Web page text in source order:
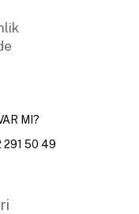
MI?
291 50 49